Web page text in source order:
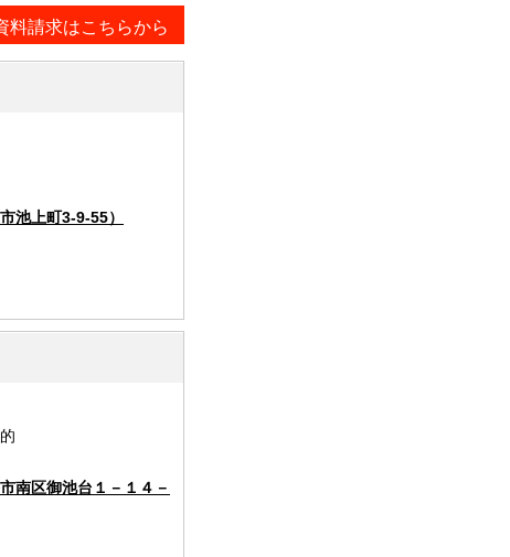
料請求はこちらから
池上町3-9-55）
南区御池台１－１４－